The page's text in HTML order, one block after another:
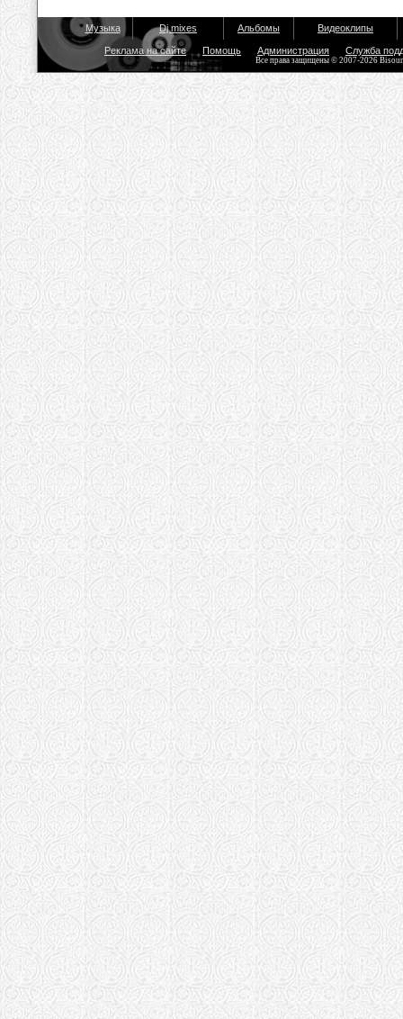
Музыка Dj mixes Альбомы Видеоклипы
Реклама на сайте Помощь Администрация Служба
Все права защищены © 2007-2026